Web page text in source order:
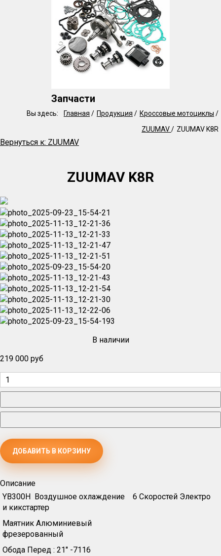
Запчасти
Вы здесь: Главная / Продукция / Кроссовые мотоциклы /
ZUUMAV/ ZUUMAV K8R
Вернуться к: ZUUMAV
ZUUMAV K8R
В наличии
219 000 руб
Описание
YB300H Воздушное охлаждение 6 Скоростей Электро
и кикстартер
Маятник Алюминиевый
фрезерованный
Обода Перед : 21" -7116